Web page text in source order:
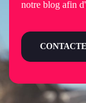
notre blog afin